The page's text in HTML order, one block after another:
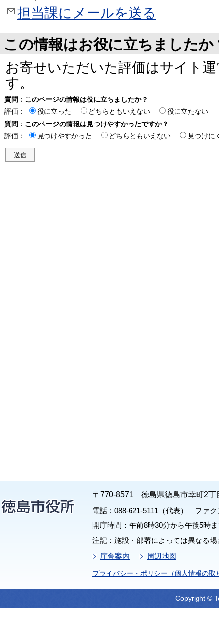
担当課にメールを送る
この情報はお役に立ちましたか
お寄せいただいた評価はサイト
す。
質問：このページの情報は役に立ちましたか？
評価：
役に立った どちらともいえない
役に立たない
質問：このページの情報は見つけやすかったですか？
評価：
見つけやすかった どちらともいえない 見つけに
〒770-8571 徳島県徳島市幸町2丁
電話：088-621-5111（代表） ファク
開庁時間：午前8時30分から午後5時
注記：施設・部署によっては異なる
庁舎案内
周辺地図
プライバシー・ポリシー（個人情報の取
Copyright ©